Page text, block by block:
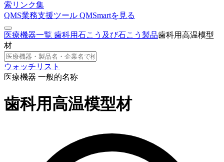
索 リンク集
QMS業務支援ツール QMSmartを見る
医療機器一覧 歯科用石こう及び石こう製品歯科用高温模型
材
ウォッチリスト
医療機器 一般的名称
歯科用高温模型材